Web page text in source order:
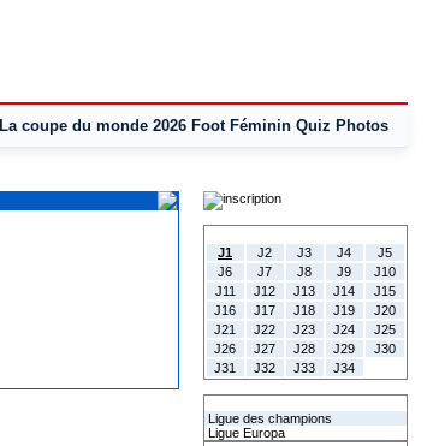
La coupe du monde 2026 Foot Féminin Quiz Photos
J1
J2 J3 J4
J5
J6
J7 J8 J9
J10
J11
J12 J13 J14
J15
J16
J17 J18 J19
J20
J21
J22 J23 J24
J25
J26
J27 J28 J29
J30
J31
J32 J33 J34
Ligue des champions
Ligue Europa